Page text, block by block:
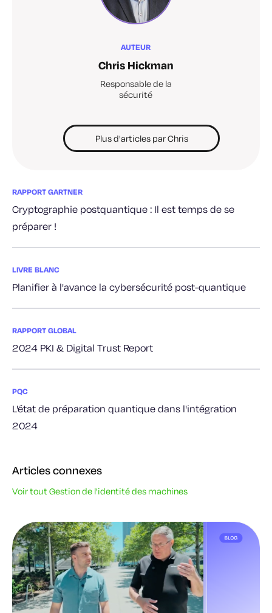
AUTEUR
Chris Hickman
Responsable de la
sécurité
Plus d'articles par Chris
RAPPORT GARTNER
Cryptographie postquantique : Il est temps de se
préparer !
LIVRE BLANC
Planifier à l'avance la cybersécurité post-quantique
RAPPORT GLOBAL
2024 PKI & Digital Trust Report
PQC
L'état de préparation quantique dans l'intégration
2024
Articles connexes
Voir tout Gestion de l'identité des machines